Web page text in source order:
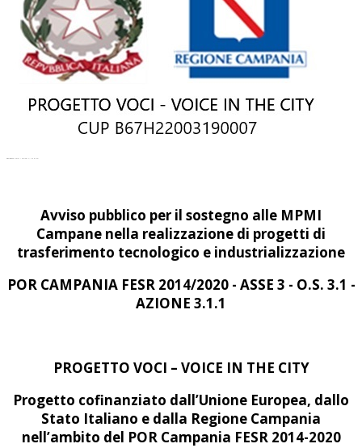
PROGETTO VOCI – VOICE IN THE CITY
Avviso pubblico per il sostegno alle MPMI
Campane nella realizzazione di progetti di
trasferimento tecnologico e industrializzazione
POR CAMPANIA FESR 2014/2020 - ASSE 3 - O.S. 3.1 -
AZIONE 3.1.1
PROGETTO VOCI – VOICE IN THE CITY
Progetto cofinanziato dall’Unione Europea, dallo
Stato Italiano e dalla Regione Campania
nell’ambito del POR Campania FESR 2014-2020